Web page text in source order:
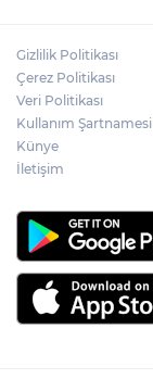
Gizlilik Politikası
Çerez Politikası
Veri Politikası
Kullanım Şartnamesi
Künye
İletişim